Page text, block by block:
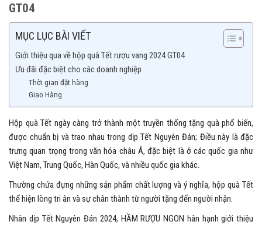
GT04
MỤC LỤC BÀI VIẾT
Giới thiệu qua về hộp quà Tết rượu vang 2024 GT04
Ưu đãi đặc biệt cho các doanh nghiệp
Thời gian đặt hàng
Giao Hàng
Hộp quà Tết ngày càng trở thành một truyền thống tặng quà phổ biến,
được chuẩn bị và trao nhau trong dịp Tết Nguyên Đán; Điều này là đặc
trưng quan trọng trong văn hóa châu Á, đặc biệt là ở các quốc gia như
Việt Nam, Trung Quốc, Hàn Quốc, và nhiều quốc gia khác.
Thường chứa đựng những sản phẩm chất lượng và ý nghĩa, hộp quà Tết
thể hiện lòng tri ân và sự chân thành từ người tặng đến người nhận.
Nhân dịp Tết Nguyên Đán 2024, HẦM RƯỢU NGON hân hạnh giới thiệu